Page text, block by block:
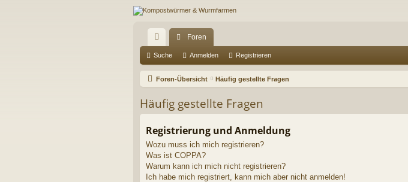
ch
ne
ug
riff
Foren
Suche Anmelden Registrieren
Foren-Übersicht Häufig gestellte Fragen
Häufig gestellte Fragen
Registrierung und Anmeldung
Wozu muss ich mich registrieren?
Was ist COPPA?
Warum kann ich mich nicht registrieren?
Ich habe mich registriert, kann mich aber nicht anmelden!